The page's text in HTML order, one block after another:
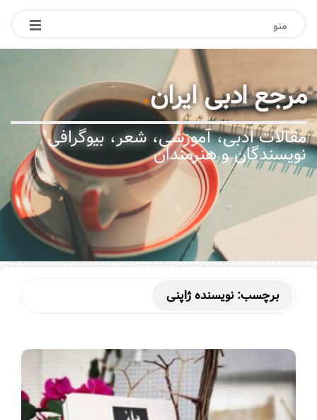
منو
مرجع ادبی ایران.
مقالات ادبی، آموزشی، شعر، بیوگرافی
نویسندگان و هنرمندان
برچسب:نویسنده ژاپنی